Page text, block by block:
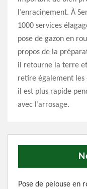
l’enracinement. À
1000 services
pose de gazon en
propos de la
il retourne la terre et
retire également les
il est plus rapide
avec l’arrosage.
Pose de pelouse en